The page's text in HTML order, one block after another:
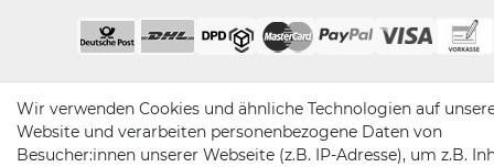
Wir verwenden Cookies und ähnliche Technologien auf
Website und verarbeiten personenbezogene Daten von
Besucher:innen unserer Webseite (z.B. IP-Adresse), um z.B.